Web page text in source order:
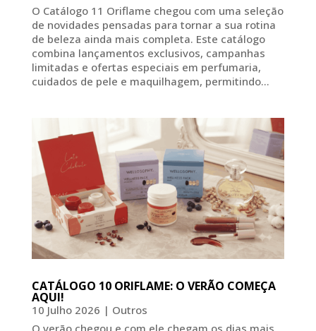
O Catálogo 11 Oriflame chegou com uma seleção
de novidades pensadas para tornar a sua rotina
de beleza ainda mais completa. Este catálogo
combina lançamentos exclusivos, campanhas
limitadas e ofertas especiais em perfumaria,
cuidados de pele e maquilhagem, permitindo...
CATÁLOGO 10 ORIFLAME: O VERÃO COMEÇA
AQUI!
10 Julho 2026 | Outros